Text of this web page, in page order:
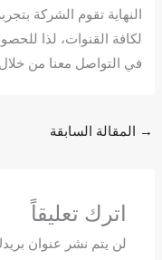
النهاية تقوم الشركة
لكافة القنوات، لذا
في التواصل معنا من
→ المقالة السابقة
اترك تعليقاً
لن يتم نشر عنوان